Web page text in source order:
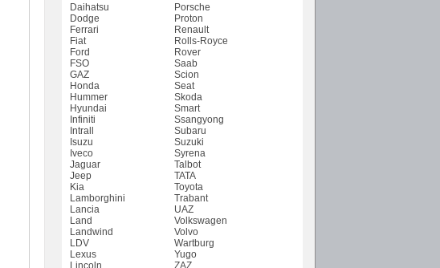
Daihatsu
Dodge
Ferrari
Fiat
Ford
FSO
GAZ
Honda
Hummer
Hyundai
Infiniti
Intrall
Isuzu
Iveco
Jaguar
Jeep
Kia
Lamborghini
Lancia
Land
Landwind
LDV
Lexus
Lincoln
Porsche
Proton
Renault
Rolls-Royce
Rover
Saab
Scion
Seat
Skoda
Smart
Ssangyong
Subaru
Suzuki
Syrena
Talbot
TATA
Toyota
Trabant
UAZ
Volkswagen
Volvo
Wartburg
Yugo
ZAZ